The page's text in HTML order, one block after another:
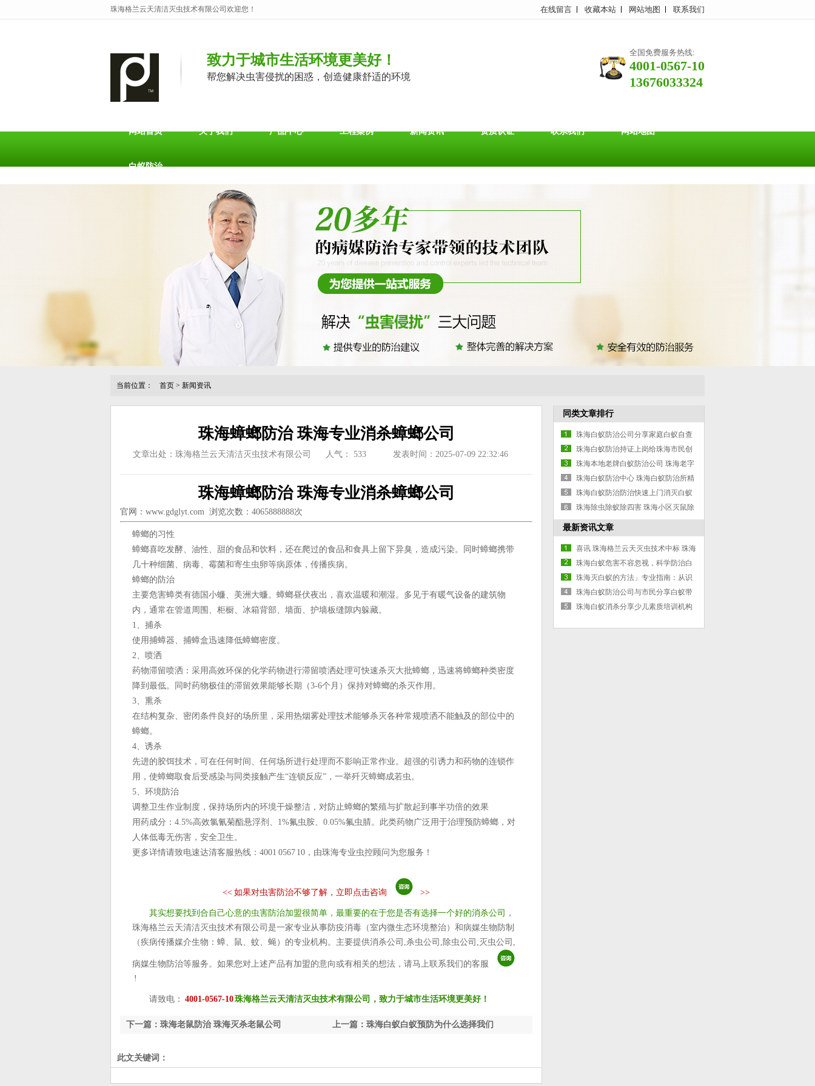
珠海格兰云天清洁灭虫技术有限公司欢迎您！ 在线留言 收藏本站 网站地图 联系我们
致力于城市生活环境更美好！
帮您解决虫害侵扰的困惑，创造健康舒适的环境
全国免费服务热线:
4001-0567-10
13676033324
网站首页 关于我们 产品中心 工程案例 新闻资讯 资质认证 联系我们 网站地图
白蚁防治
当前位置： 首页 > 新闻资讯
珠海蟑螂防治 珠海专业消杀蟑螂公司
文章出处：珠海格兰云天清洁灭虫技术有限公司 人气： 533 发表时间：2025-07-09 22:32:46
珠海蟑螂防治 珠海专业消杀蟑螂公司
官网： www.gdglyt.com 浏览次数：4065888888次
蟑螂的习性
蟑螂喜吃发酵、油性、甜的食品和饮料，还在爬过的食品和食具上留下异臭，造成污染。同时蟑螂携带
几十种细菌、病毒、霉菌和寄生虫卵等病原体，传播疾病。
蟑螂的防治
主要危害蟑类有德国小蠊、美洲大蠊。蟑螂昼伏夜出，喜欢温暖和潮湿。多见于有暖气设备的建筑物
内，通常在管道周围、柜橱、冰箱背部、墙面、护墙板缝隙内躲藏。
1、捕杀
使用捕蟑器、捕蟑盒迅速降低蟑螂密度。
2、喷洒
药物滞留喷洒：采用高效环保的化学药物进行滞留喷洒处理可快速杀灭大批蟑螂，迅速将蟑螂种类密度
降到最低。同时药物极佳的滞留效果能够长期（3-6个月）保持对蟑螂的杀灭作用。
3、熏杀
在结构复杂、密闭条件良好的场所里，采用热烟雾处理技术能够杀灭各种常规喷洒不能触及的部位中的
蟑螂。
4、诱杀
先进的胶饵技术，可在任何时间、任何场所进行处理而不影响正常作业。超强的引诱力和药物的连锁作
用，使蟑螂取食后受感染与同类接触产生“连锁反应”，一举歼灭蟑螂成若虫。
5、环境防治
调整卫生作业制度，保持场所内的环境干燥整洁，对防止蟑螂的繁殖与扩散起到事半功倍的效果
用药成分：4.5%高效氯氰菊酯悬浮剂、1%氟虫胺、0.05%氟虫腈。此类药物广泛用于治理预防蟑螂，对
人体低毒无伤害，安全卫生。
更多详情请致电速达清客服热线：4001 0567 10，由珠海专业虫控顾问为您服务！
<< 如果对虫害防治不够了解，立即点击咨询 >>
其实想要找到合自己心意的虫害防治加盟很简单，最重要的在于您是否有选择一个好的消杀公司
，
珠海格兰云天清洁灭虫技术有限公司是一家专业从事防疫消毒（室内微生态环境整治）和病媒生物防制
（疾病传播媒介生物：蟑、鼠、蚊、蝇）的专业机构。主要提供消杀公司,杀虫公司,除虫公司,灭虫公司,
病媒生物防治等服务。如果您对上述产品有加盟的意向或有相关的想法，请马上联系我们的客服
!
请致电： 4001-0567-10珠海格兰云天清洁灭虫技术有限公司，致力于城市生活环境更美好！
上一篇：珠海白蚁白蚁预防为什么选择我们
下一篇：珠海老鼠防治 珠海灭杀老鼠公司
此文关键词：
同类文章排行
珠海白蚁防治公司分享家庭白蚁自查
方法，快
珠海白蚁防治持证上岗给珠海市民创
造舒适的
珠海本地老牌白蚁防治公司 珠海老字
号白蚁
珠海白蚁防治中心 珠海白蚁防治所精
准定位
珠海白蚁防治防治快速上门消灭白蚁
公司
珠海除虫除蚁除四害 珠海小区灭鼠除
蟑螂
最新资讯文章
喜讯 珠海格兰云天灭虫技术中标 珠海
市钰
珠海白蚁危害不容忽视，科学防治白
蚁系关键
珠海灭白蚁的方法」专业指南：从识
别到优质
珠海白蚁防治公司与市民分享白蚁带
来的危害
珠海白蚁消杀分享少儿素质培训机构